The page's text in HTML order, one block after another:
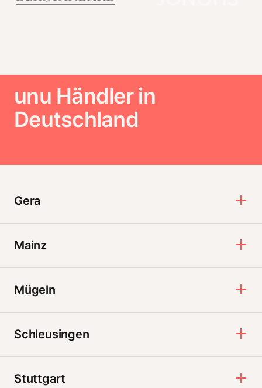
unu Händler in
Deutschland
Gera
Mainz
Mügeln
Schleusingen
Stuttgart